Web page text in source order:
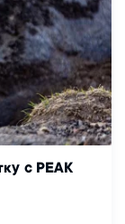
с PEAK